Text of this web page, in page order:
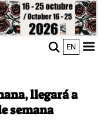
EN
llegará a
semana